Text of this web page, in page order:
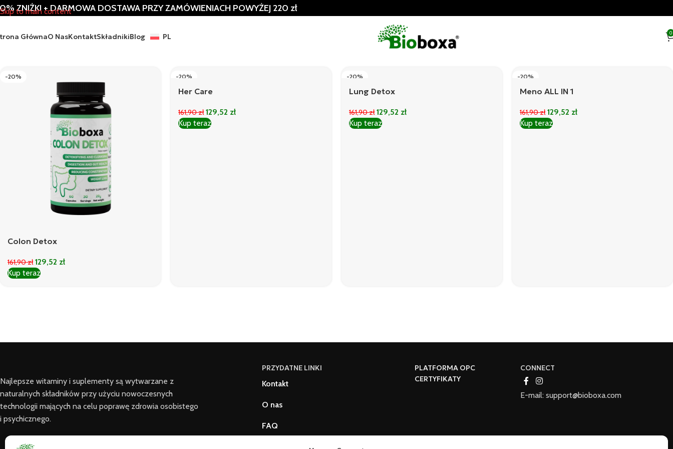
Skip to main content
ZNIŻKI + DARMOWA DOSTAWA PRZY ZAMÓWIENIACH POWYŻEJ 220 zł
GłównaO NasKontaktSkładnikiBlog PL 0
-20%
Colon Detox
161,90zł 129,52 zł
Kup teraz
-20%
Her Care
161,90zł 129,52 zł
Kup teraz
-20%
Lung Detox
161,90zł 129,52 zł
Kup teraz
-20%
Meno ALL IN 1
161,90zł 129,52 zł
Kup teraz
Najlepsze witaminy i suplementy są wytwarzane z
naturalnych składników przy użyciu nowoczesnych
technologii mających na celu poprawę zdrowia osobistego
i psychicznego.
PRZYDATNE LINKI
Kontakt
O nas
FAQ
Zasady i warunki
PLATFORMA OPC
CERTYFIKATY
CONNECT
E-mail: support@bioboxa.com